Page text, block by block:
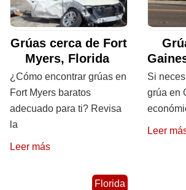
Grúas cerca de Fort
Myers, Florida
¿Cómo encontrar grúas en
Fort Myers baratos
adecuado para ti? Revisa
la
Leer más
Si
grúa en
Leer
Florida